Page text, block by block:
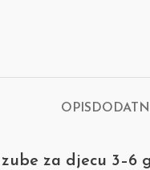
OPIS
za djecu 3–6